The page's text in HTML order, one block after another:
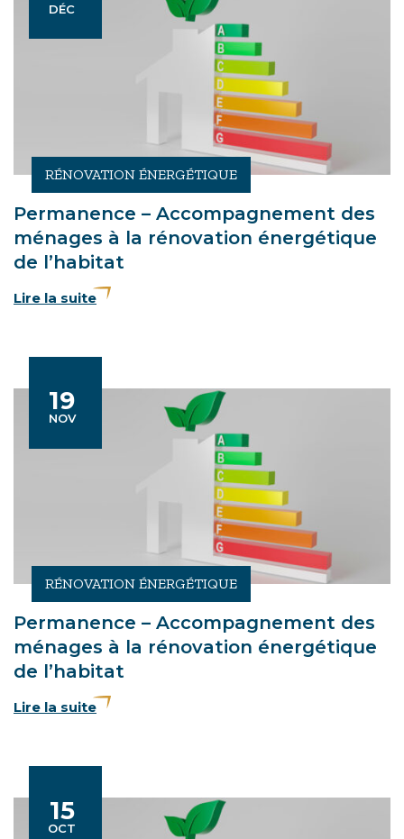
DÉCEMBRE
RÉNOVATION ÉNERGÉTIQUE
Permanence – Accompagnement des
ménages à la rénovation énergétique
de l’habitat
Lire la suite
19
NOVEMBRE
RÉNOVATION ÉNERGÉTIQUE
Permanence – Accompagnement des
ménages à la rénovation énergétique
de l’habitat
Lire la suite
15
OCT